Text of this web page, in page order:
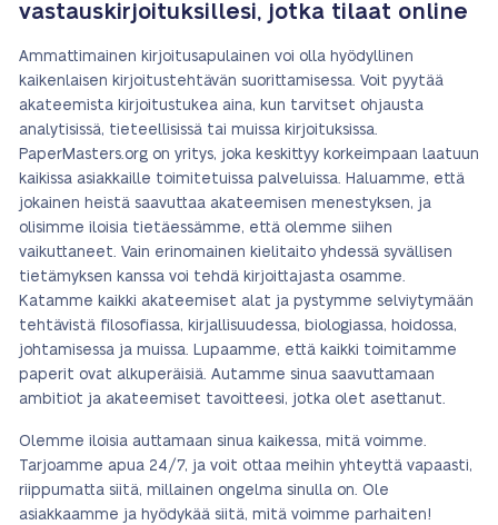
vastauskirjoituksillesi, jotka tilaat online
Ammattimainen kirjoitusapulainen voi olla hyödyllinen
kaikenlaisen kirjoitustehtävän suorittamisessa. Voit pyytää
akateemista kirjoitustukea aina, kun tarvitset ohjausta
analytisissä, tieteellisissä tai muissa kirjoituksissa.
PaperMasters.org on yritys, joka keskittyy korkeimpaan laatuun
kaikissa asiakkaille toimitetuissa palveluissa. Haluamme, että
jokainen heistä saavuttaa akateemisen menestyksen, ja
olisimme iloisia tietäessämme, että olemme siihen
vaikuttaneet. Vain erinomainen kielitaito yhdessä syvällisen
tietämyksen kanssa voi tehdä kirjoittajasta osamme.
Katamme kaikki akateemiset alat ja pystymme selviytymään
tehtävistä filosofiassa, kirjallisuudessa, biologiassa, hoidossa,
johtamisessa ja muissa. Lupaamme, että kaikki toimitamme
paperit ovat alkuperäisiä. Autamme sinua saavuttamaan
ambitiot ja akateemiset tavoitteesi, jotka olet asettanut.
Olemme iloisia auttamaan sinua kaikessa, mitä voimme.
Tarjoamme apua 24/7, ja voit ottaa meihin yhteyttä vapaasti,
riippumatta siitä, millainen ongelma sinulla on. Ole
asiakkaamme ja hyödykää siitä, mitä voimme parhaiten!